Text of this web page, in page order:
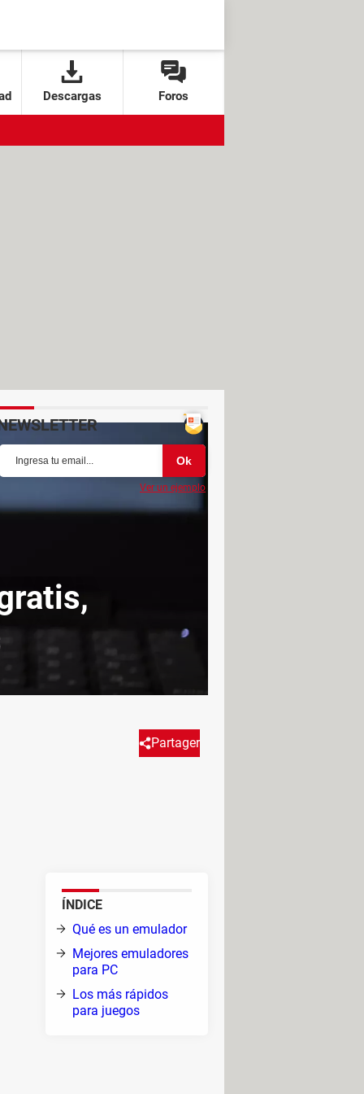
Descargas Foros
Partager
desde tu ordenador,
nuestro top 10 con
ÍNDICE
Qué es un emulador
Mejores emuladores
para PC
Los más rápidos
para juegos
y
Ver un ejemplo